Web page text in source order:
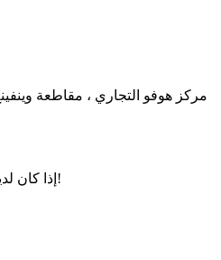
مركز هوفو التجاري ، مقاطعة
إذا كان لديك أي أسئلة ، يرجى الاتصال بنا!